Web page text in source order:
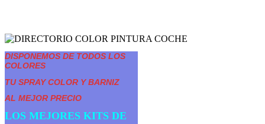
DISPONEMOS DE TODOS LOS
COLORES
TU SPRAY COLOR Y BARNIZ
AL MEJOR PRECIO
LOS MEJORES KITS DE